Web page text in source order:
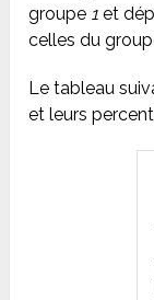
groupe 1 et
celles du
Le tableau
et leurs